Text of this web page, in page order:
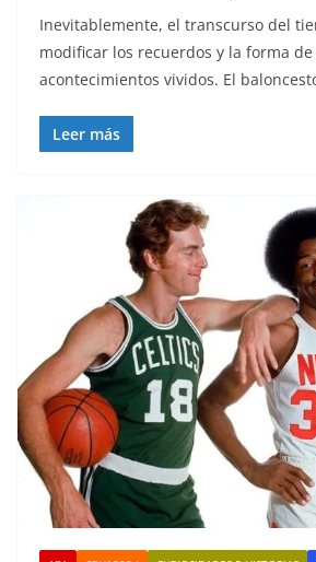
Inevitablemente, el transcurso del
modificar los recuerdos y la forma
acontecimientos vividos. El
Leer más